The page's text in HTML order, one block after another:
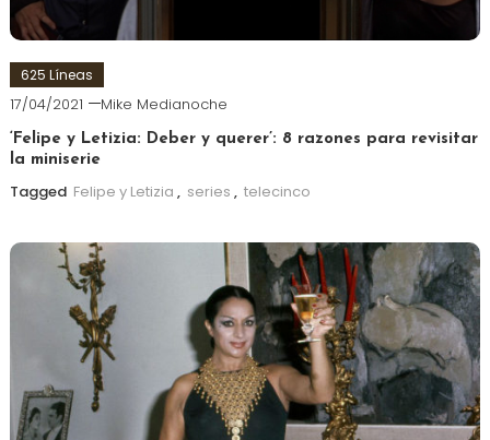
625 Líneas
17/04/2021 Mike Medianoche
‘Felipe y Letizia: Deber y querer’: 8 razones para revisitar
la miniserie
Tagged Felipe y Letizia , series , telecinco